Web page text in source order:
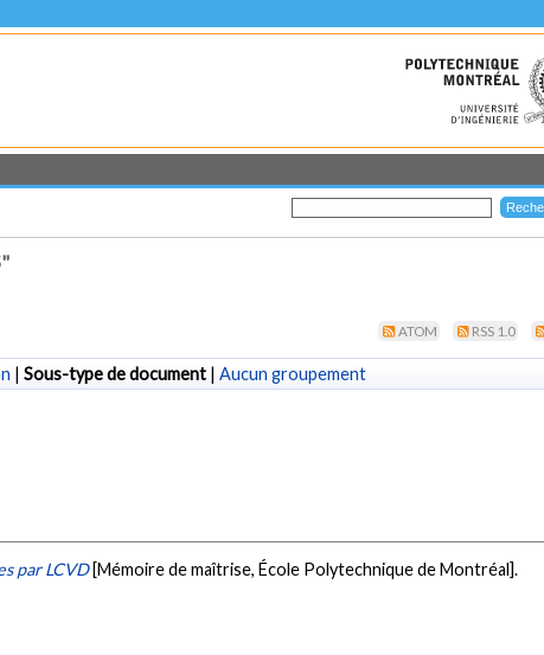
"
ATOM RSS 1.0
| Sous-type de document | Aucun groupement
par LCVD [Mémoire de maîtrise, École Polytechnique de Montréal].